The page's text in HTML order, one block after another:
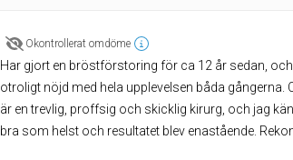
Okontrollerat omdöme
Har gjort en bröstförstoring för ca 12 år sedan,
otroligt nöjd med hela upplevelsen båda
är en trevlig, proffsig och skicklig kirurg, och jag
bra som helst och resultatet blev enastående.